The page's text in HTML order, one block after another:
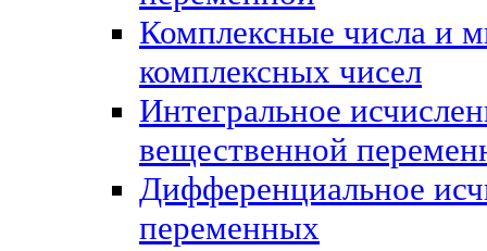
Комплексные числа и
комплексных чисел
Интегральное
вещественной
Дифференциальное
переменных